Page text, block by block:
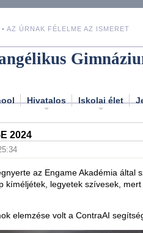
ÚRNAK FÉLELME AZ ISMERET
Hivatalos Iskolai élet
2024
az Engame Akadémia által
kíméljétek, legyetek szívesek,
elemzése volt a ContraAI